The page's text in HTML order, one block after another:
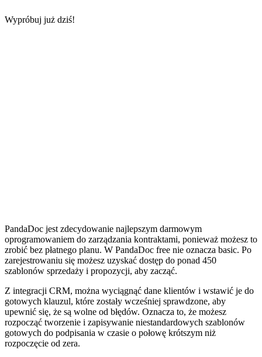
Wypróbuj już dziś!
PandaDoc jest zdecydowanie najlepszym darmowym
oprogramowaniem do zarządzania kontraktami, ponieważ możesz to
zrobić bez płatnego planu. W PandaDoc free nie oznacza basic. Po
zarejestrowaniu się możesz uzyskać dostęp do ponad 450
szablonów sprzedaży i propozycji, aby zacząć.
Z integracji CRM, można wyciągnąć dane klientów i wstawić je do
gotowych klauzul, które zostały wcześniej sprawdzone, aby
upewnić się, że są wolne od błędów. Oznacza to, że możesz
rozpocząć tworzenie i zapisywanie niestandardowych szablonów
gotowych do podpisania w czasie o połowę krótszym niż
rozpoczęcie od zera.